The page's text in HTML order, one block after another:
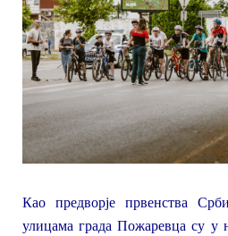
Као предворје првенства
улицама града Пожаревца су у